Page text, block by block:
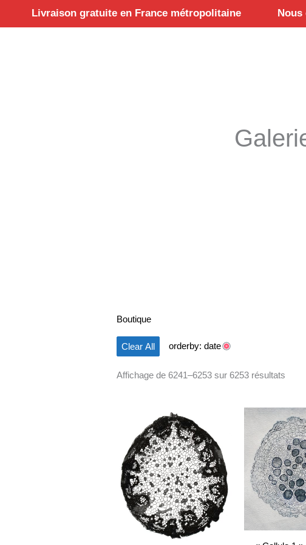
Livraison gratuite en France métropolitaine
Boutique
Clear All orderby: date
Affichage de 6241–6253 sur 6253 résultats